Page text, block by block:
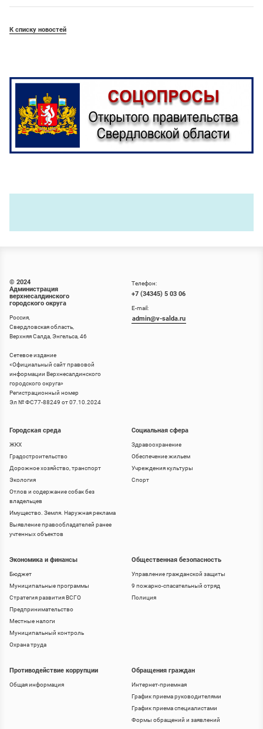
К списку новостей
© 2024
Администрация
верхнесалдинского
городского округа
Россия,
Свердловская область,
Верхняя Салда, Энгельса, 46
Сетевое издание
«Официальный сайт правовой
информации Верхнесалдинского
городского округа»
Регистрационный номер
Эл № ФС77-88249 от 07.10.2024
Городская среда
ЖКХ
Градостроительство
Дорожное хозяйство, транспорт
Экология
Отлов и содержание собак без
владельцев
Имущество. Земля. Наружная реклама
Выявление правообладателей ранее
учтенных объектов
Социальная сфера
Здравоохранение
Обеспечение жильем
Учреждения культуры
Спорт
Телефон:
+7 (34345) 5 03 06
E-mail:
admin@v-salda.ru
Экономика и финансы
Бюджет
Муниципальные программы
Стратегия развития ВСГО
Предпринимательство
Местные налоги
Муниципальный контроль
Охрана труда
Общественная безопасность
Управление гражданской защиты
9 пожарно-спасательный отряд
Полиция
Противодействие коррупции
Общая информация
Обращения граждан
Интернет-приемная
График приема руководителями
График приема специалистами
Формы обращений и заявлений